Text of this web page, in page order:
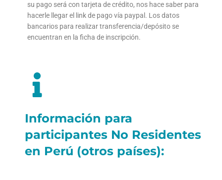
su pago será con tarjeta de crédito, nos hace saber para
hacerle llegar el link de pago vía paypal. Los datos
bancarios para realizar transferencia/depósito se
encuentran en la ficha de inscripción.
Información para
participantes No Residentes
en Perú (otros países):